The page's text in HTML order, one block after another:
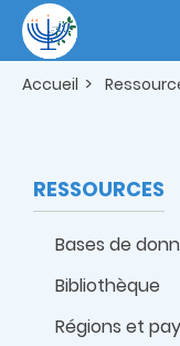
contenu
principal
Accueil
RESSOURCES
Bases de
Bibliothèque
Régions et